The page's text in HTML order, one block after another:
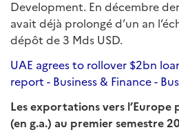
Development. En décembre
avait déjà prolongé d’un an
dépôt de 3 Mds USD.
UAE agrees to rollover $2bn
report - Business & Finance -
Les exportations vers l’Europe
(en g.a.) au premier semestre